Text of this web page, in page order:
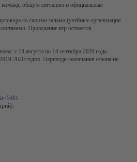
команд, общую ситуацию и официальные
со своими залами (учебные организации
Проведение игр останется
с 14 августа по 14 сентября 2020 года.
2020 годов. Переходы окончания сезона не